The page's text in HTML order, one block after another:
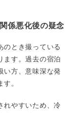
係悪化後の疑念
のとき撮っている
ます。過去の宿泊
い方、意味深な発
。
れやすいため、冷